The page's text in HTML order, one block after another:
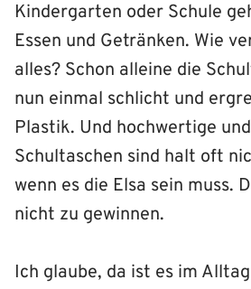
Kindergarten oder Schule
Essen und Getränken. Wie
alles? Schon alleine die
nun einmal schlicht und
Plastik. Und hochwertige
Schultaschen sind halt oft
wenn es die Elsa sein muss.
nicht zu gewinnen.
Ich glaube, da ist es im